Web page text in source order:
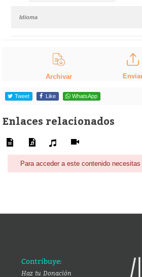
Idioma
Archivar
Tweet Like WhatsApp
Enlaces relacionados
Para acceder a este contenido
Contribuye:
Haz tu Donación